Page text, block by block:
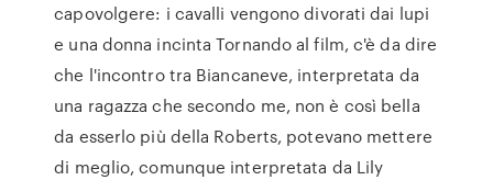
capovolgere: i cavalli vengono divorati dai lupi
e una donna incinta Tornando al film, c'è da dire
che l'incontro tra Biancaneve, interpretata da
una ragazza che secondo me, non è così bella
da esserlo più della Roberts, potevano mettere
di meglio, comunque interpretata da Lily